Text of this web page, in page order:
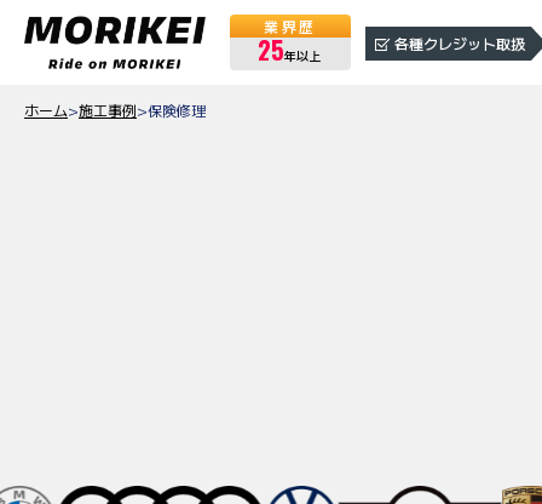
業界歴
25年以上
各種クレジット取扱
ホーム>施工事例>保険修理